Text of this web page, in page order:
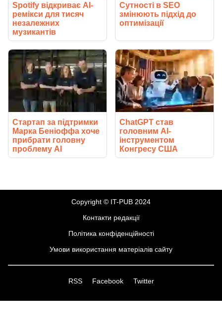
Spotify відкриває AI-
ремікси для тисяч
незалежних
музикантів
Сутності в SEO
змінюють підхід до
оптимізації
Стартап за підтримки
Марка Беніоффа хоче
прибрати головну
проблему AI
ChatGPT став
головним AI-
інструментом
Конгресу США
Copyright © IT-PUB 2024
Контакти редакції
Політика конфіденційності
Умови використання матеріалів сайту
RSS Facebook Twitter